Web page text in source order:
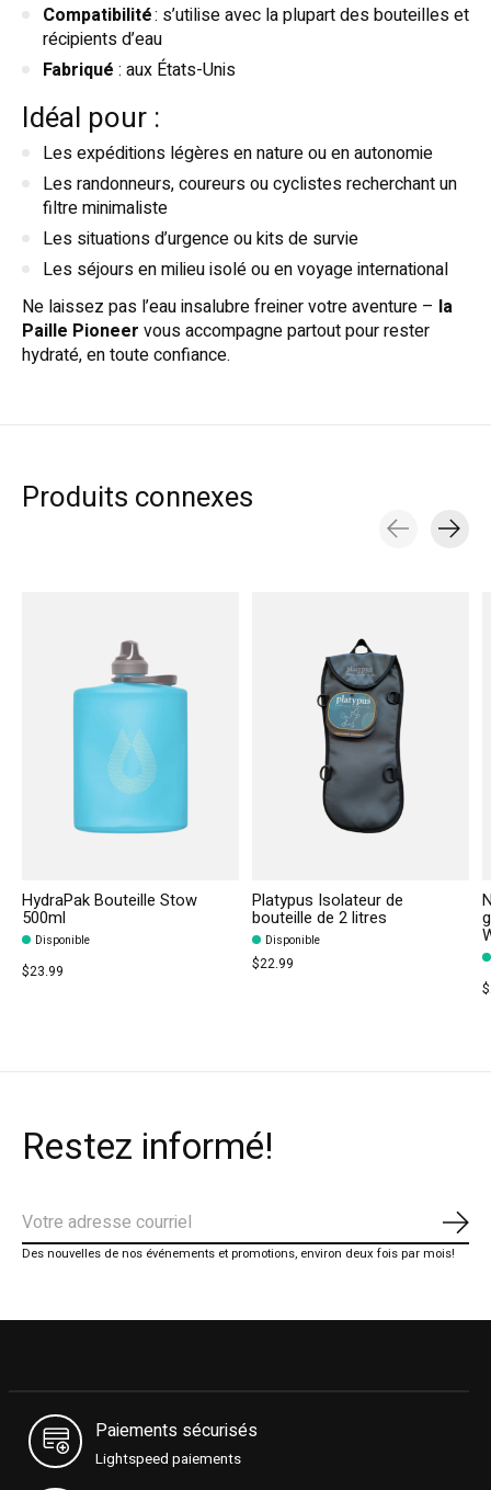
Compatibilité: s’utilise avec la plupart des bouteilles et
récipients d’eau
Fabriqué : aux États-Unis
Idéal pour :
Les expéditions légères en nature ou en autonomie
Les randonneurs, coureurs ou cyclistes recherchant un
filtre minimaliste
Les situations d’urgence ou kits de survie
Les séjours en milieu isolé ou en voyage international
Ne laissez pas l’eau insalubre freiner votre aventure – la
Paille Pioneer vous accompagne partout pour rester
hydraté, en toute confiance.
Produits connexes
HydraPak Bouteille Stow
500ml
Disponible
$23.99
Platypus Isolateur de
bouteille de 2 litres
Disponible
$22.99
Restez informé!
Des nouvelles de nos événements et promotions, environ deux fois par mois!
Paiements sécurisés
Lightspeed paiements